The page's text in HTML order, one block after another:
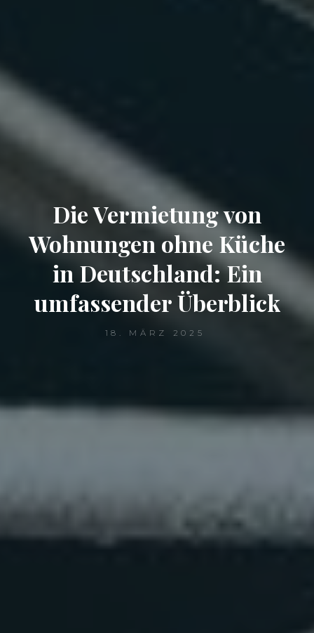
Die Vermietung von
Wohnungen ohne Küche
in Deutschland: Ein
umfassender Überblick
18. MÄRZ 2025